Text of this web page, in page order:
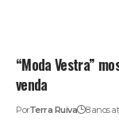
“Moda Vestra”
venda
PorTerra Ruiva 8 anos